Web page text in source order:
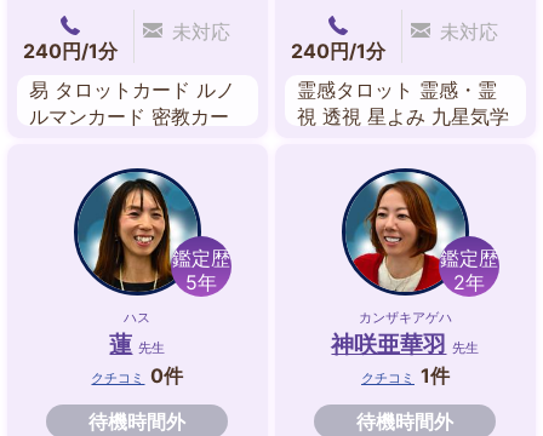
240円/1分
未対応
易 タロットカード ルノ
ルマンカード 密教カー
カード サイコロ 占星術
240円/1分
未対応
霊感タロット 霊感・霊
視 透視 星よみ 九星気学
鑑定歴
5年
ハス
蓮 先生
クチコミ
0件
待機時間外
鑑定歴
2年
カンザキアゲハ
神咲亜華羽 先生
クチコミ 1件
待機時間外